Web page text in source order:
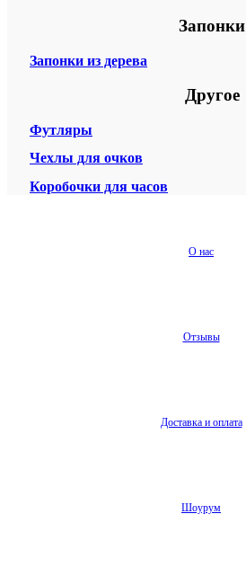
Запонки
Запонки из дерева
Другое
Футляры
Чехлы для очков
Коробочки для часов
О нас
Отзывы
Доставка и оплата
Шоурум